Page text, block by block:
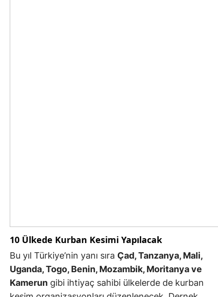
10 Ülkede Kurban Kesimi Yapılacak
Bu yıl Türkiye’nin yanı sıra Çad, Tanzanya, Mali,
Uganda, Togo, Benin, Mozambik, Moritanya ve
Kamerun gibi ihtiyaç sahibi ülkelerde de kurban